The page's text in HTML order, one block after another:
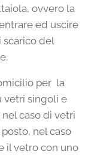
ovvero la
ed uscire
scarico del
per la
vetri singoli e
caso di vetri
nel caso
il vetro con uno